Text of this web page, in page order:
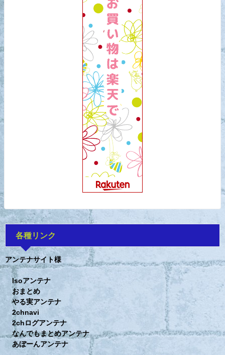
各種リンク
アンテナサイト様
Isoアンテナ
おまとめ
やる実アンテナ
2chnavi
2chログアンテナ
なんでもまとめアンテナ
あぼーんアンテナ